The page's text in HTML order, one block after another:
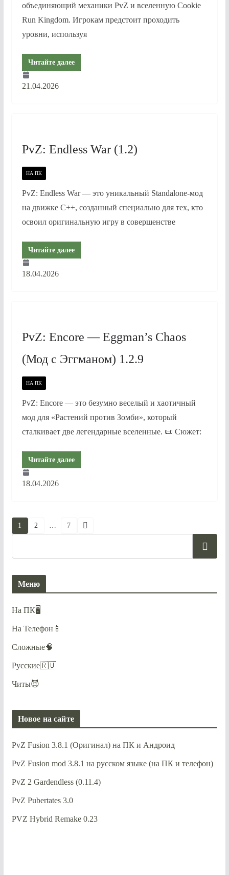
объединяющий механики PvZ и вселенную Cookie
Run Kingdom. Игрокам предстоит проходить
уровни, используя
Читайте далее
21.04.2026
PvZ: Endless War (1.2)
НА ПК
PvZ: Endless War — это уникальный Standalone-мод
на движке C++, созданный специально для тех, кто
освоил оригинальную игру в совершенстве
Читайте далее
18.04.2026
PvZ: Encore — Eggman’s Chaos
(Мод с Эггманом) 1.2.9
НА ПК
PvZ: Encore — это безумно веселый и хаотичный
мод для «Растений против Зомби», который
сталкивает две легендарные вселенные. 📜 Сюжет:
Читайте далее
18.04.2026
Пагинация
1 2 … 7
Поиск
Меню
На ПК🖥️
На Телефон📱
Сложные🧠
Русские🇷🇺
Читы😈
Новое на сайте
PvZ Fusion 3.8.1 (Оригинал) на ПК и Андроид
PvZ Fusion mod 3.8.1 на русском языке (на ПК и телефон)
PvZ 2 Gardendless (0.11.4)
PvZ Pubertates 3.0
PVZ Hybrid Remake 0.23